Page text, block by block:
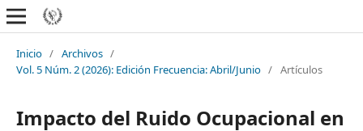
Inicio / Archivos /
Vol. 5 Núm. 2 (2026): Edición Frecuencia: Abril/Junio / Artículos
Impacto del Ruido Ocupacional en